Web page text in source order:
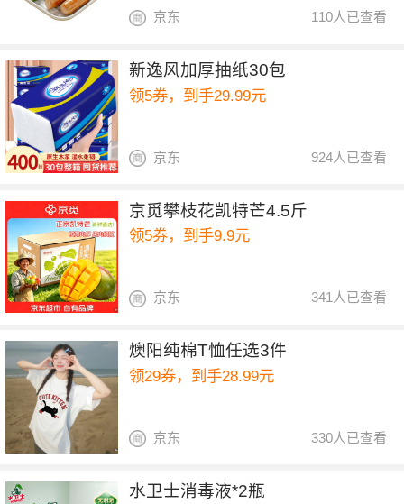
110人已查看
京东
新逸风加厚抽纸30包
领5券，到手29.99元
924人已查看
京东
京觅攀枝花凯特芒4.5斤
领5券，到手9.9元
341人已查看
京东
燠阳纯棉T恤任选3件
领29券，到手28.99元
330人已查看
京东
水卫士消毒液*2瓶